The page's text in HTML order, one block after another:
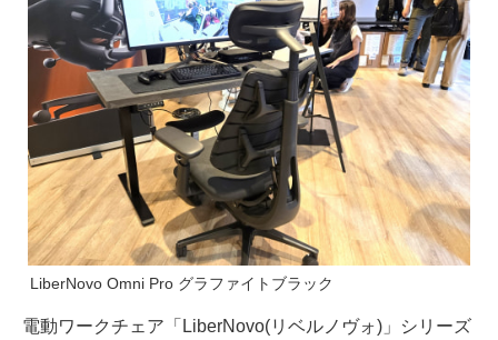
LiberNovo Omni Pro グラファイトブラック
電動ワークチェア「LiberNovo(リベルノヴォ)」シリーズ